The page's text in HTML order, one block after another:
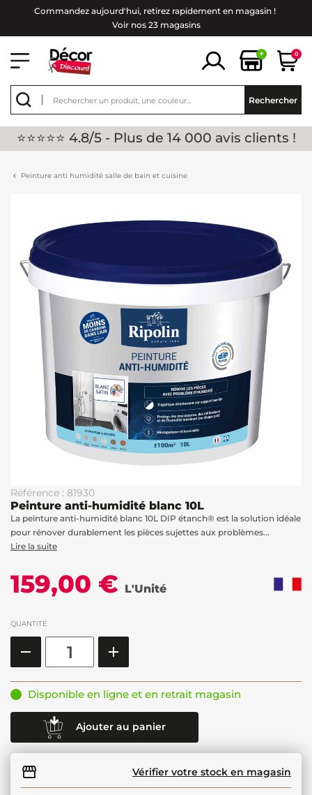
Commandez aujourd'hui, retirez rapidement en magasin !
Voir nos 23 magasins
+ 0
Rechercher
⭐⭐⭐⭐⭐ 4.8/5 - Plus de 14 000 avis clients !
Peinture anti humidité salle de bain et cuisine
Référence : 81930
Peinture anti-humidité blanc 10L
La peinture anti-humidité blanc 10L DIP étanch® est la solution idéale
pour rénover durablement les pièces sujettes aux problèmes...
Lire la suite
159,00 € L'Unité
QUANTITÉ
Disponible en ligne et en retrait magasin
Ajouter au panier
Vérifier votre stock en magasin